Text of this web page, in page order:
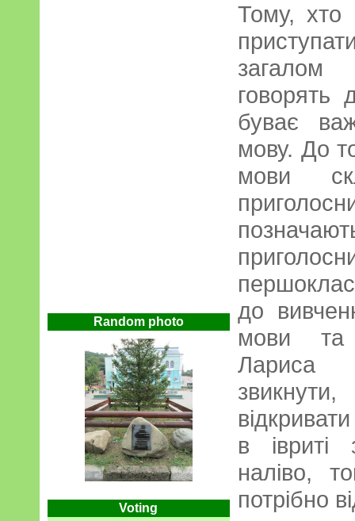
Random photo
Voting
Тому, хто
говорять
буває
мову. До
мови
до
мови та
Лариса
в івриті
наліво,
потрібно